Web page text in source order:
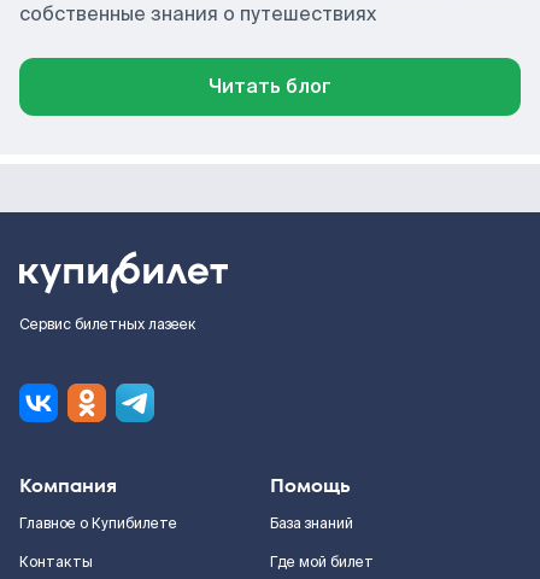
собственные знания о путешествиях
Читать блог
Сервис билетных лазеек
Компания
Главное о Купибилете
Контакты
Помощь
База знаний
Где мой билет